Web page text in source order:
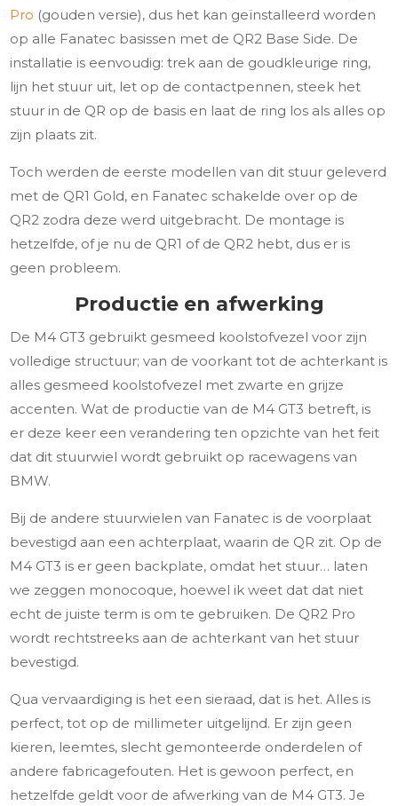
Pro (gouden versie), dus het kan geïnstalleerd worden
op alle Fanatec basissen met de QR2 Base Side. De
installatie is eenvoudig: trek aan de goudkleurige ring,
lijn het stuur uit, let op de contactpennen, steek het
stuur in de QR op de basis en laat de ring los als alles op
zijn plaats zit.
Toch werden de eerste modellen van dit stuur geleverd
met de QR1 Gold, en Fanatec schakelde over op de
QR2 zodra deze werd uitgebracht. De montage is
hetzelfde, of je nu de QR1 of de QR2 hebt, dus er is
geen probleem.
Productie en afwerking
De M4 GT3 gebruikt gesmeed koolstofvezel voor zijn
volledige structuur; van de voorkant tot de achterkant is
alles gesmeed koolstofvezel met zwarte en grijze
accenten. Wat de productie van de M4 GT3 betreft, is
er deze keer een verandering ten opzichte van het feit
dat dit stuurwiel wordt gebruikt op racewagens van
BMW.
Bij de andere stuurwielen van Fanatec is de voorplaat
bevestigd aan een achterplaat, waarin de QR zit. Op de
M4 GT3 is er geen backplate, omdat het stuur… laten
we zeggen monocoque, hoewel ik weet dat dat niet
echt de juiste term is om te gebruiken. De QR2 Pro
wordt rechtstreeks aan de achterkant van het stuur
bevestigd.
Qua vervaardiging is het een sieraad, dat is het. Alles is
perfect, tot op de millimeter uitgelijnd. Er zijn geen
kieren, leemtes, slecht gemonteerde onderdelen of
andere fabricagefouten. Het is gewoon perfect, en
hetzelfde geldt voor de afwerking van de M4 GT3. Je